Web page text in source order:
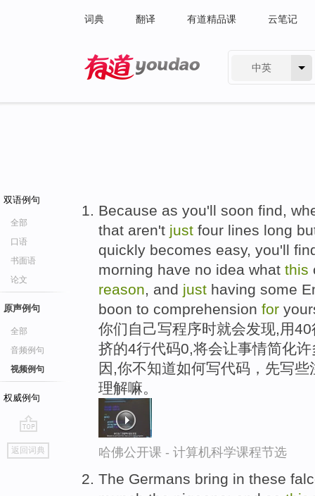
词典 翻译 有道精品课 云笔记
中英
双语例句
全部
口语
书面语
论文
原声例句
全部
音频例句
视频例句
权威例句
go
top
返回词典
Because as you'll soon find,
that aren't just four lines long
quickly becomes easy, you'll
morning have no idea what this
reason, and just having some
boon to comprehension for
你们自己写程序时就会发现,用
挤的4行代码0,将会让事情简化
因,你不知道如何写代码，先写
理解嘛。
哈佛公开课 - 计算机科学课程节选
The Germans bring in these